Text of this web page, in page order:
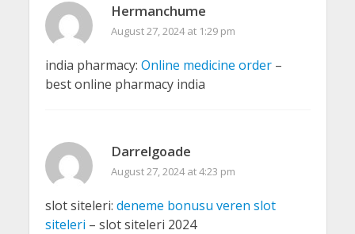
Hermanchume
August 27, 2024 at 1:29 pm
india pharmacy: Online medicine order–
best online pharmacy india
Darrelgoade
August 27, 2024 at 4:23 pm
slot siteleri: deneme bonusu veren slot
siteleri – slot siteleri 2024